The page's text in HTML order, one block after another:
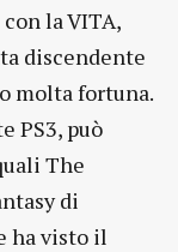
la VITA,
discendente
molta fortuna.
PS3, può
The
di
ha visto il